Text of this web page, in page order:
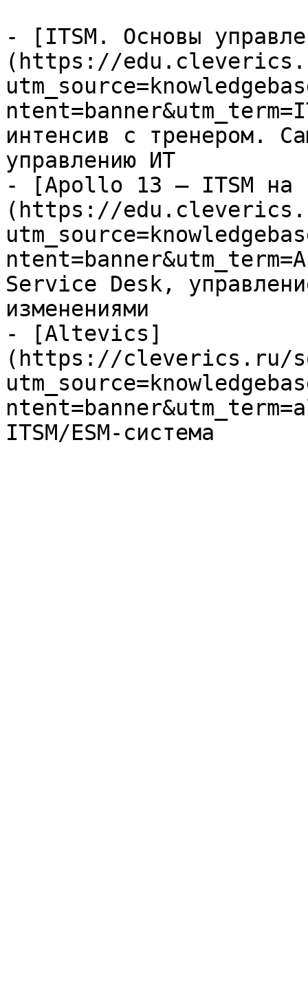
- [ITSM. Основы
(https://
интенсив с тренером.
управлению ИТ
- [Apollo 13 — ITSM на
(https://
Service Desk,
изменениями
- [Altevics]
(https://cleverics.ru/
ITSM/ESM-система